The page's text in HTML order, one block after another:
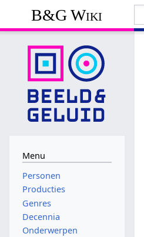
B&G Wiki
Menu
Personen
Producties
Genres
Decennia
Onderwerpen